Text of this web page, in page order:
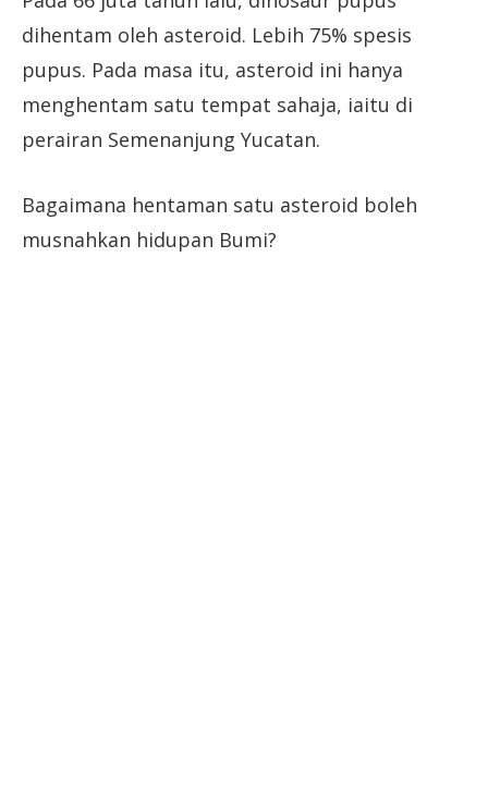
dihentam oleh asteroid. Lebih 75% spesis
pupus. Pada masa itu, asteroid ini hanya
menghentam satu tempat sahaja, iaitu di
perairan Semenanjung Yucatan.
Bagaimana hentaman satu asteroid boleh
musnahkan hidupan Bumi?